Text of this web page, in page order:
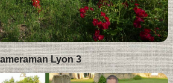
Lyon 3